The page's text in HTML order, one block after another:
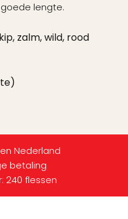
lengte.
zalm, wild, rood
Nederland
betaling
240 flessen